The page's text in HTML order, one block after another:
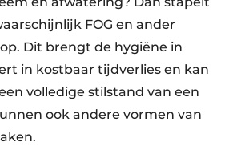
FOG en ander
Dit brengt de hygiëne in
in kostbaar tijdverlies en kan
volledige stilstand van een
ook andere vormen van